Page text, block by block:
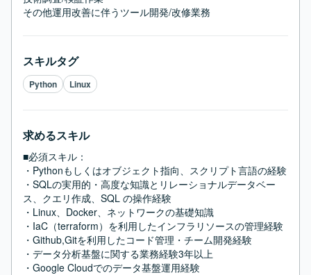
その他運用改善に伴うツール開発/改修業務
スキルタグ
Python Linux
求めるスキル
■必須スキル：
・Pythonもしくはオブジェクト指向、スクリプト言語の経験
・SQLの実用的・高度な知識とリレーショナルデータベー
ス、クエリ作成、SQL の操作経験
・Linux、Docker、ネットワークの基礎知識
・IaC（terraform）を利用したインフラリソースの管理経験
・Github,Gitを利用したコード管理・チーム開発経験
・データ分析基盤に関する業務経験3年以上
・Google Cloudでのデータ基盤運用経験